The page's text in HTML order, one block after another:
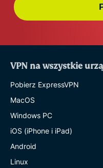
VPN na wszystkie
Pobierz ExpressVPN
MacOS
Windows PC
iOS (iPhone i iPad)
Android
Linux